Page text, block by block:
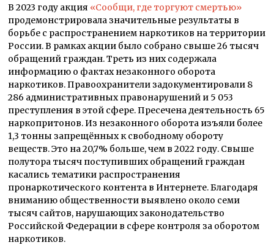
В 2023 году акция «Сообщи, где торгуют смертью»
продемонстрировала значительные результаты в
борьбе с распространением наркотиков на территории
России. В рамках акции было собрано свыше 26 тысяч
обращений граждан. Треть из них содержала
информацию о фактах незаконного оборота
наркотиков. Правоохранители задокументировали 8
286 административных правонарушений и 5 053
преступления в этой сфере. Пресечена деятельность 65
наркопритонов. Из незаконного оборота изъяли более
1,3 тонны запрещённых к свободному обороту
веществ. Это на 20,7% больше, чем в 2022 году. Свыше
полутора тысяч поступивших обращений граждан
касались тематики распространения
пронаркотического контента в Интернете. Благодаря
вниманию общественности выявлено около семи
тысяч сайтов, нарушающих законодательство
Российской Федерации в сфере контроля за оборотом
наркотиков.